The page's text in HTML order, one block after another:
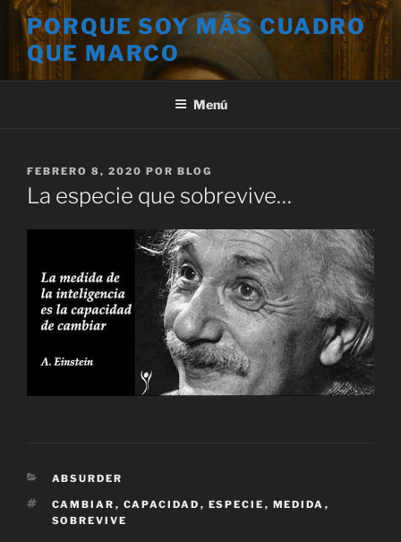
Saltar
contenido
PORQUE SOY MÁS CUADRO
QUE MARCO
Menú
PUBLICADO
EL
FEBRERO 8, 2020 POR BLOG
La especie que sobrevive…
CATEGORÍAS
ABSURDER
ETIQUETAS
CAMBIAR , CAPACIDAD , ESPECIE , MEDIDA ,
SOBREVIVE